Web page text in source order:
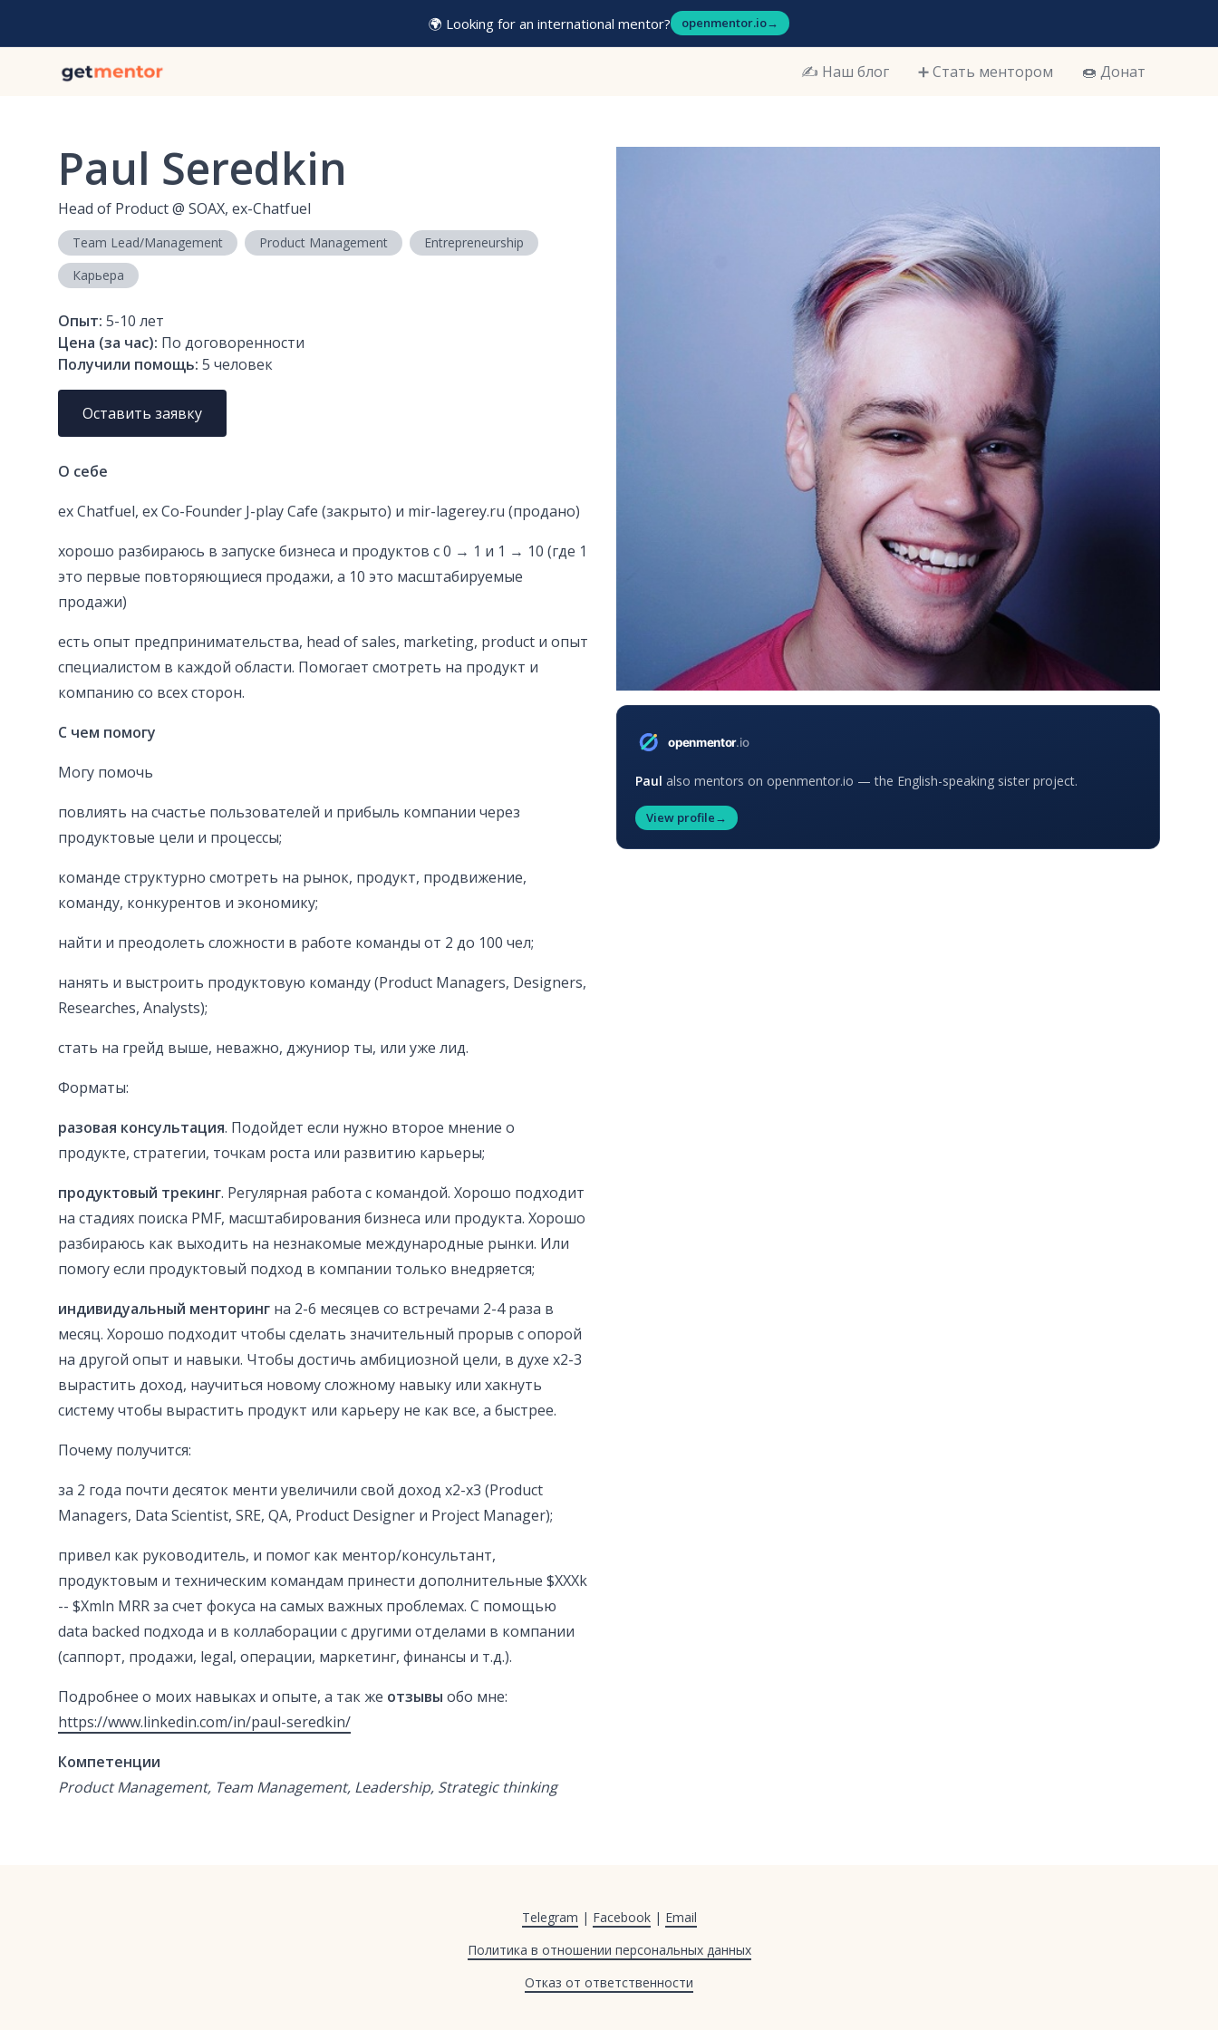
🌍 Looking for an international mentor? openmentor.io→
✍️ Наш блог ➕ Стать ментором 🍩 Донат
Paul Seredkin
Head of Product@ SOAX, ex-Chatfuel
Team Lead/Management Product Management
Entrepreneurship
Карьера
Опыт: 5-10 лет
Цена (за час): По договоренности
Получили помощь: 5 человек
Оставить заявку
О себе
ex Chatfuel, ex Co-Founder J-play Cafe (закрыто) и mir-lagerey.ru (продано)
хорошо разбираюсь в запуске бизнеса и продуктов с 0 → 1 и 1 → 10 (где 1
это первые повторяющиеся продажи, а 10 это масштабируемые
продажи)
есть опыт предпринимательства, head of sales, marketing, product и опыт
специалистом в каждой области. Помогает смотреть на продукт и
компанию со всех сторон.
С чем помогу
Могу помочь
повлиять на счастье пользователей и прибыль компании через
продуктовые цели и процессы;
команде структурно смотреть на рынок, продукт, продвижение,
команду, конкурентов и экономику;
найти и преодолеть сложности в работе команды от 2 до 100 чел;
нанять и выстроить продуктовую команду (Product Managers, Designers,
Researches, Analysts);
стать на грейд выше, неважно, джуниор ты, или уже лид.
Форматы:
разовая консультация. Подойдет если нужно второе мнение о
продукте, стратегии, точкам роста или развитию карьеры;
продуктовый трекинг. Регулярная работа с командой. Хорошо подходит
на стадиях поиска PMF, масштабирования бизнеса или продукта. Хорошо
разбираюсь как выходить на незнакомые международные рынки. Или
помогу если продуктовый подход в компании только внедряется;
индивидуальный менторинг на 2-6 месяцев со встречами 2-4 раза в
месяц. Хорошо подходит чтобы сделать значительный прорыв с опорой
на другой опыт и навыки. Чтобы достичь амбициозной цели, в духе х2-3
вырастить доход, научиться новому сложному навыку или хакнуть
систему чтобы вырастить продукт или карьеру не как все, а быстрее.
Почему получится:
за 2 года почти десяток менти увеличили свой доход х2-x3 (Product
Managers, Data Scientist, SRE, QA, Product Designer и Project Manager);
привел как руководитель, и помог как ментор/консультант,
продуктовым и техническим командам принести дополнительные $XXXk
-- $Xmln MRR за счет фокуса на самых важных проблемах. С помощью
data backed подхода и в коллаборации с другими отделами в компании
(саппорт, продажи, legal, операции, маркетинг, финансы и т.д.).
Подробнее о моих навыках и опыте, а так же отзывы обо мне:
https://www.linkedin.com/in/paul-seredkin/
Компетенции
Product Management, Team Management, Leadership, Strategic thinking
Paul also mentors on openmentor.io — the English-speaking sister project.
View profile→
Telegram | Facebook| Email
Политика в отношении персональных данных
Отказ от ответственности